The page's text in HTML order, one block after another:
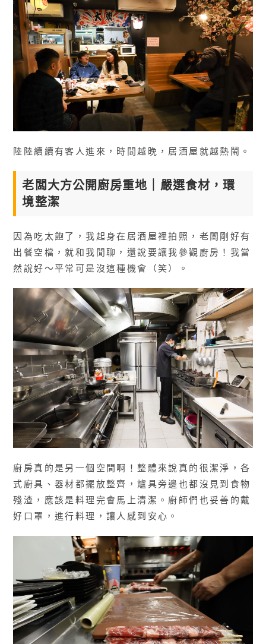
陸陸續續有客人進來，時間越晚，居酒屋就越熱鬧。
老闆大方公開廚房重地｜嚴選食材，環
境整潔
因為吃太飽了，我起身在居酒屋裡拍照，老闆剛好有
出餐空檔，就和我閒聊，還說要讓我參觀廚房！我當
然說好～平常可是沒這種機會（笑）。
廚房真的是另一個空間啊！整體來說真的很潔淨，各
式廚具、器材都擺放整齊，爐具旁邊也都沒見到食物
殘渣，應該是料理完會馬上清潔。廚師們也妥善的戴
好口罩，進行料理，讓人感到安心。